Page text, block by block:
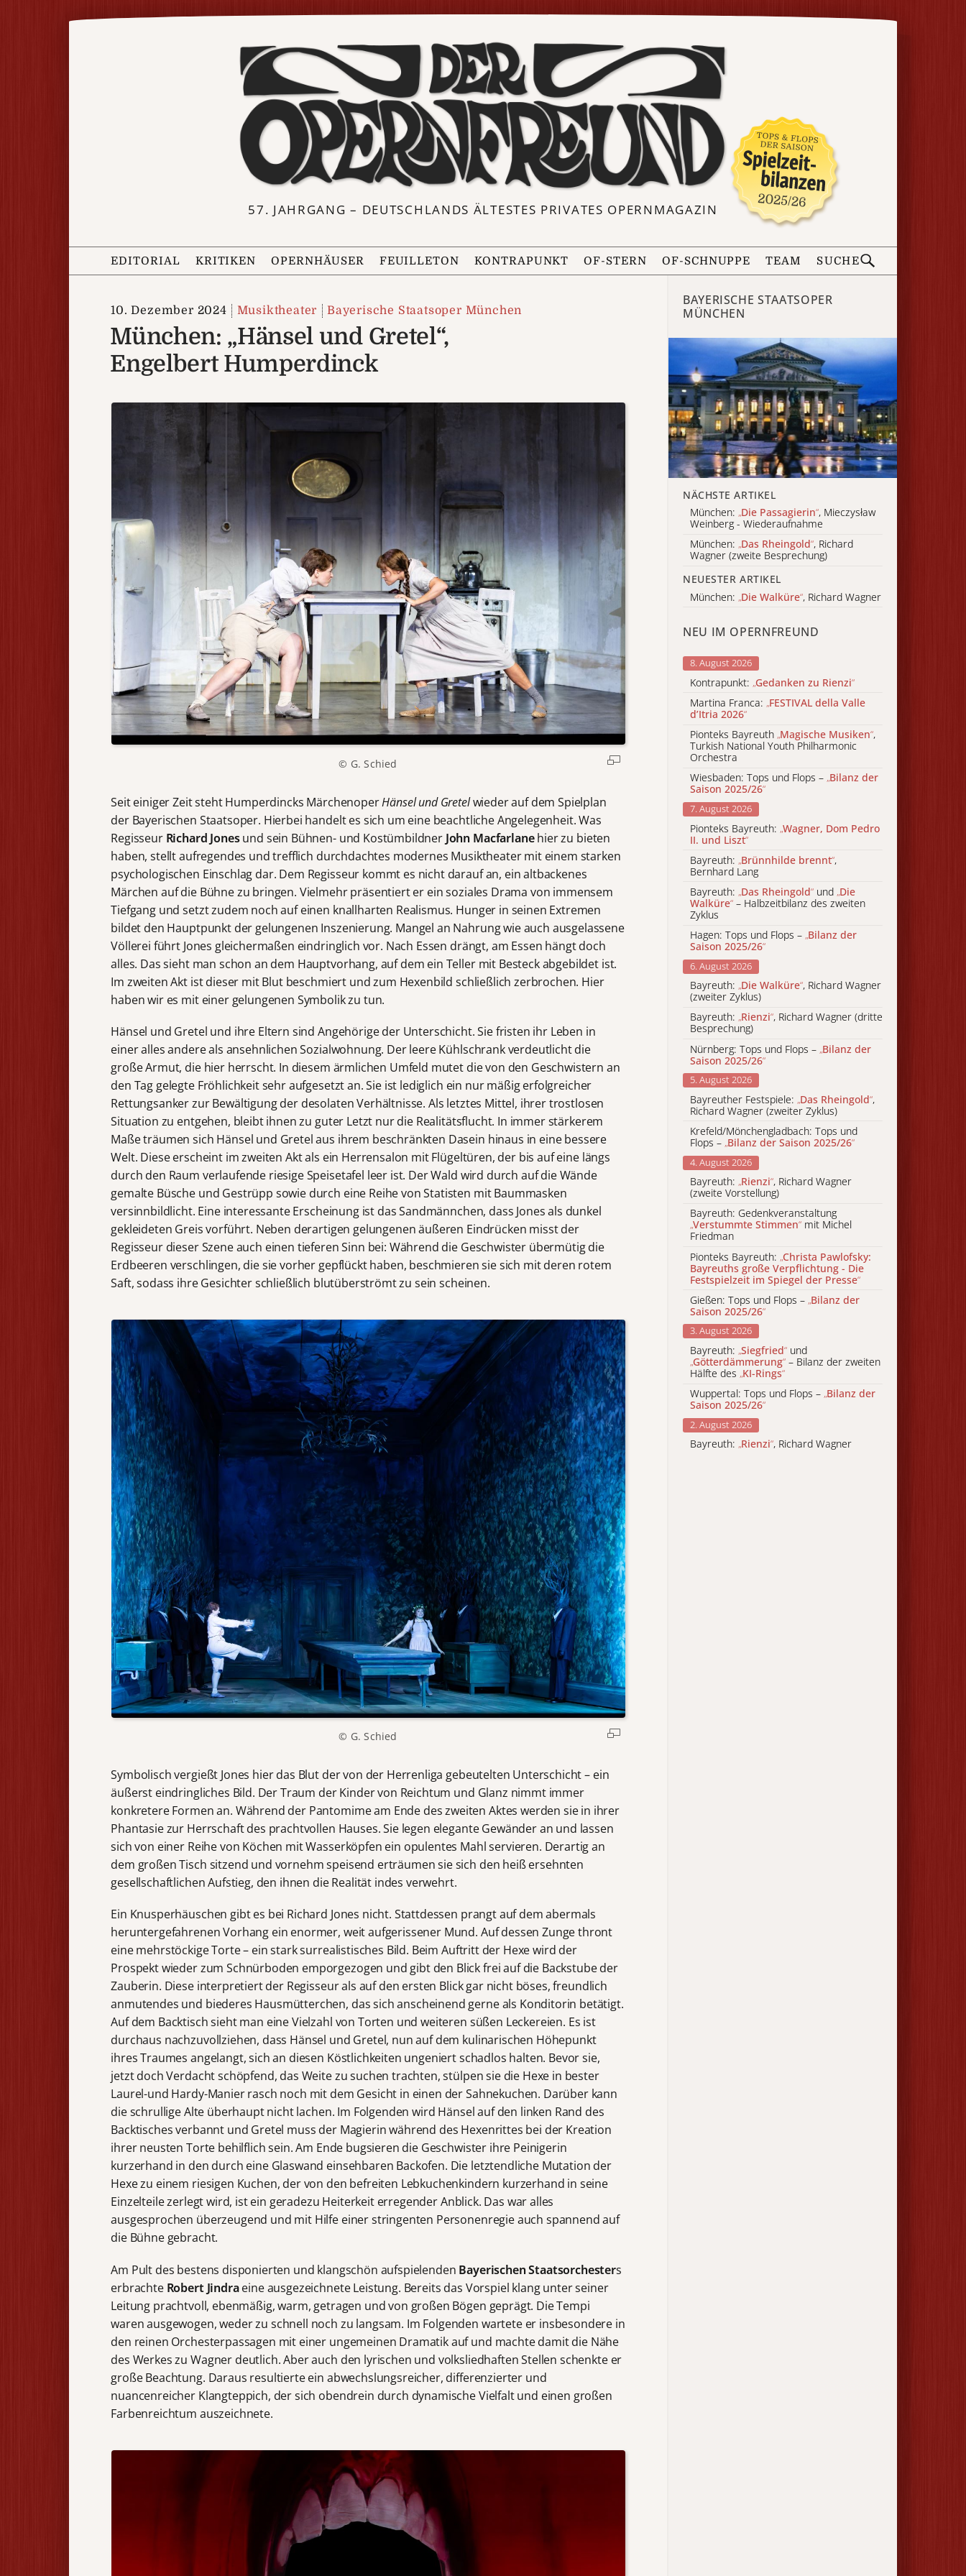
57. JAHRGANG – DEUTSCHLANDS ÄLTESTES PRIVATES OPERNMAGAZIN
EDITORIAL KRITIKEN OPERNHÄUSER FEUILLETON KONTRAPUNKT OF-STERN OF-SCHNUPPE TEAM SUCHE
10. Dezember 2024 Musiktheater Bayerische Staatsoper München
München: „Hänsel und Gretel“,
Engelbert Humperdinck
© G. Schied
Seit einiger Zeit steht Humperdincks MärchenoperHänsel und Gretelwieder auf dem Spielplan
der Bayerischen Staatsoper. Hierbei handelt es sich um eine beachtliche Angelegenheit. Was
Regisseur Richard Jonesund sein Bühnen- und Kostümbildner John Macfarlanehier zu bieten
haben, stellt aufregendes und trefflich durchdachtes modernes Musiktheater mit einem starken
psychologischen Einschlag dar. Dem Regisseur kommt es nicht darauf an, ein altbackenes
Märchen auf die Bühne zu bringen. Vielmehr präsentiert er ein soziales Drama von immensem
Tiefgang und setzt zudem noch auf einen knallharten Realismus. Hunger in seinen Extremen
bildet den Hauptpunkt der gelungenen Inszenierung. Mangel an Nahrung wie auch ausgelassene
Völlerei führt Jones gleichermaßen eindringlich vor. Nach Essen drängt, am Essen hängt doch
alles. Das sieht man schon an dem Hauptvorhang, auf dem ein Teller mit Besteck abgebildet ist.
Im zweiten Akt ist dieser mit Blut beschmiert und zum Hexenbild schließlich zerbrochen. Hier
haben wir es mit einer gelungenen Symbolik zu tun.
Hänsel und Gretel und ihre Eltern sind Angehörige der Unterschicht. Sie fristen ihr Leben in
einer alles andere als ansehnlichen Sozialwohnung. Der leere Kühlschrank verdeutlicht die
große Armut, die hier herrscht. In diesem ärmlichen Umfeld mutet die von den Geschwistern an
den Tag gelegte Fröhlichkeit sehr aufgesetzt an. Sie ist lediglich ein nur mäßig erfolgreicher
Rettungsanker zur Bewältigung der desolaten Verhältnisse. Als letztes Mittel, ihrer trostlosen
Situation zu entgehen, bleibt ihnen zu guter Letzt nur die Realitätsflucht. In immer stärkerem
Maße träumen sich Hänsel und Gretel aus ihrem beschränkten Dasein hinaus in eine bessere
Welt. Diese erscheint im zweiten Akt als ein Herrensalon mit Flügeltüren, der bis auf eine längs
durch den Raum verlaufende riesige Speisetafel leer ist. Der Wald wird durch auf die Wände
gemalte Büsche und Gestrüpp sowie durch eine Reihe von Statisten mit Baummasken
versinnbildlicht. Eine interessante Erscheinung ist das Sandmännchen, dass Jones als dunkel
gekleideten Greis vorführt. Neben derartigen gelungenen äußeren Eindrücken misst der
Regisseur dieser Szene auch einen tieferen Sinn bei: Während die Geschwister übermütig die
Erdbeeren verschlingen, die sie vorher gepflückt haben, beschmieren sie sich mit deren rotem
Saft, sodass ihre Gesichter schließlich blutüberströmt zu sein scheinen.
© G. Schied
Symbolisch vergießt Jones hier das Blut der von der Herrenliga gebeutelten Unterschicht – ein
äußerst eindringliches Bild. Der Traum der Kinder von Reichtum und Glanz nimmt immer
konkretere Formen an. Während der Pantomime am Ende des zweiten Aktes werden sie in ihrer
Phantasie zur Herrschaft des prachtvollen Hauses. Sie legen elegante Gewänder an und lassen
sich von einer Reihe von Köchen mit Wasserköpfen ein opulentes Mahl servieren. Derartig an
dem großen Tisch sitzend und vornehm speisend erträumen sie sich den heiß ersehnten
gesellschaftlichen Aufstieg, den ihnen die Realität indes verwehrt.
Ein Knusperhäuschen gibt es bei Richard Jones nicht. Stattdessen prangt auf dem abermals
heruntergefahrenen Vorhang ein enormer, weit aufgerissener Mund. Auf dessen Zunge thront
eine mehrstöckige Torte – ein stark surrealistisches Bild. Beim Auftritt der Hexe wird der
Prospekt wieder zum Schnürboden emporgezogen und gibt den Blick frei auf die Backstube der
Zauberin. Diese interpretiert der Regisseur als auf den ersten Blick gar nicht böses, freundlich
anmutendes und biederes Hausmütterchen, das sich anscheinend gerne als Konditorin betätigt.
Auf dem Backtisch sieht man eine Vielzahl von Torten und weiteren süßen Leckereien. Es ist
durchaus nachzuvollziehen, dass Hänsel und Gretel, nun auf dem kulinarischen Höhepunkt
ihres Traumes angelangt, sich an diesen Köstlichkeiten ungeniert schadlos halten. Bevor sie,
jetzt doch Verdacht schöpfend, das Weite zu suchen trachten, stülpen sie die Hexe in bester
Laurel-und Hardy-Manier rasch noch mit dem Gesicht in einen der Sahnekuchen. Darüber kann
die schrullige Alte überhaupt nicht lachen. Im Folgenden wird Hänsel auf den linken Rand des
Backtisches verbannt und Gretel muss der Magierin während des Hexenrittes bei der Kreation
ihrer neusten Torte behilflich sein. Am Ende bugsieren die Geschwister ihre Peinigerin
kurzerhand in den durch eine Glaswand einsehbaren Backofen. Die letztendliche Mutation der
Hexe zu einem riesigen Kuchen, der von den befreiten Lebkuchenkindern kurzerhand in seine
Einzelteile zerlegt wird, ist ein geradezu Heiterkeit erregender Anblick. Das war alles
ausgesprochen überzeugend und mit Hilfe einer stringenten Personenregie auch spannend auf
die Bühne gebracht.
Am Pult des bestens disponierten und klangschön aufspielenden Bayerischen Staatsorchesters
erbrachte Robert Jindraeine ausgezeichnete Leistung. Bereits das Vorspiel klang unter seiner
Leitung prachtvoll, ebenmäßig, warm, getragen und von großen Bögen geprägt. Die Tempi
waren ausgewogen, weder zu schnell noch zu langsam. Im Folgenden wartete er insbesondere in
den reinen Orchesterpassagen mit einer ungemeinen Dramatik auf und machte damit die Nähe
des Werkes zu Wagner deutlich. Aber auch den lyrischen und volksliedhaften Stellen schenkte er
große Beachtung. Daraus resultierte ein abwechslungsreicher, differenzierter und
nuancenreicher Klangteppich, der sich obendrein durch dynamische Vielfalt und einen großen
Farbenreichtum auszeichnete.
BAYERISCHE STAATSOPER
MÜNCHEN
NÄCHSTE ARTIKEL
München: „Die Passagierin“, Mieczysław
Weinberg - Wiederaufnahme
München: „Das Rheingold“, Richard
Wagner (zweite Besprechung)
NEUESTER ARTIKEL
München: „Die Walküre“, Richard Wagner
NEU IM OPERNFREUND
8. August 2026
Kontrapunkt: „Gedanken zu Rienzi“
Martina Franca: „FESTIVAL della Valle
d’Itria 2026“
Pionteks Bayreuth „Magische Musiken“,
Turkish National Youth Philharmonic
Orchestra
Wiesbaden: Tops und Flops – „Bilanz der
Saison 2025/26“
7. August 2026
Pionteks Bayreuth: „Wagner, Dom Pedro
II. und Liszt“
Bayreuth: „Brünnhilde brennt“,
Bernhard Lang
Bayreuth: „Das Rheingold“ und „Die
Walküre“ – Halbzeitbilanz des zweiten
Zyklus
Hagen: Tops und Flops – „Bilanz der
Saison 2025/26“
6. August 2026
Bayreuth: „Die Walküre“, Richard Wagner
(zweiter Zyklus)
Bayreuth: „Rienzi“, Richard Wagner (dritte
Besprechung)
Nürnberg: Tops und Flops – „Bilanz der
Saison 2025/26“
5. August 2026
Bayreuther Festspiele: „Das Rheingold“,
Richard Wagner (zweiter Zyklus)
Krefeld/Mönchengladbach: Tops und
Flops – „Bilanz der Saison 2025/26“
4. August 2026
Bayreuth: „Rienzi“, Richard Wagner
(zweite Vorstellung)
Bayreuth: Gedenkveranstaltung
„Verstummte Stimmen“ mit Michel
Friedman
Pionteks Bayreuth: „Christa Pawlofsky:
Bayreuths große Verpflichtung - Die
Festspielzeit im Spiegel der Presse“
Gießen: Tops und Flops – „Bilanz der
Saison 2025/26“
3. August 2026
Bayreuth: „Siegfried“ und
„Götterdämmerung“ – Bilanz der zweiten
Hälfte des „KI-Rings“
Wuppertal: Tops und Flops – „Bilanz der
Saison 2025/26“
2. August 2026
Bayreuth: „Rienzi“, Richard Wagner